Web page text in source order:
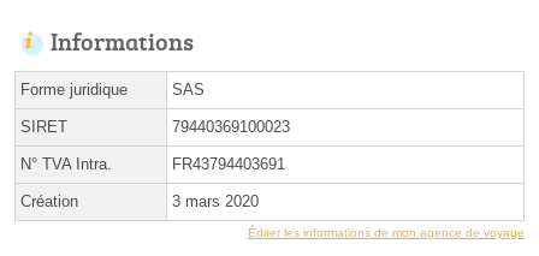
Informations
Forme juridique SAS
SIRET 79440369100023
N° TVA Intra. FR43794403691
Création 3 mars 2020
Éditer les informations de mon agence de voyage